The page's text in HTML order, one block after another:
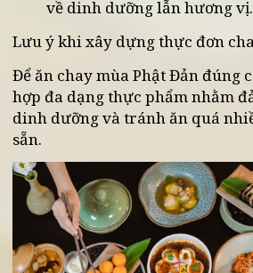
Canh rau củ nấm thanh
phù hợp cho những ngày
bằng cơ thể.
Salad rau xanh và hạt:
sung chất xơ và vitamin,
ai muốn duy trì cảm giác
Cơm chay truyền thống:
với rau củ, đậu và nấm
về dinh dưỡng lẫn hương
Lưu ý khi xây dựng thực đơn